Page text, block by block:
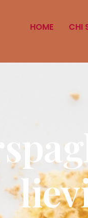
HOME CHI